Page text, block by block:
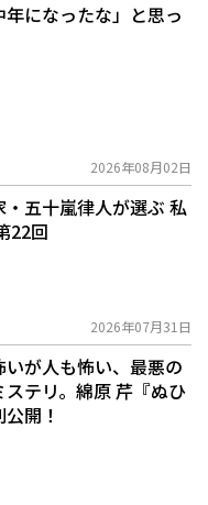
年になったな」と思っ
2026年08月02日
・五十嵐律人が選ぶ 私
22回
2026年07月31日
いが人も怖い、最悪の
テリ。綿原 芹『ぬひ
開！